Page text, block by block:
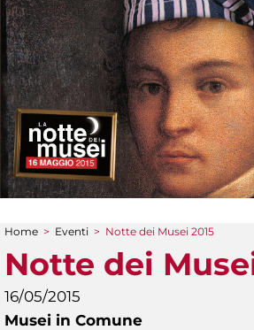
Tu sei qui
Home > Eventi > Notte dei Musei 2015
Notte dei
16/05/2015
Musei in Comune